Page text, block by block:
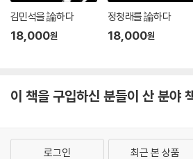
김민석을 論하다
18,000원
정청래를 論하다
18,000원
이 책을 구입하신 분들이 산 분야
로그인 최근 본 상품